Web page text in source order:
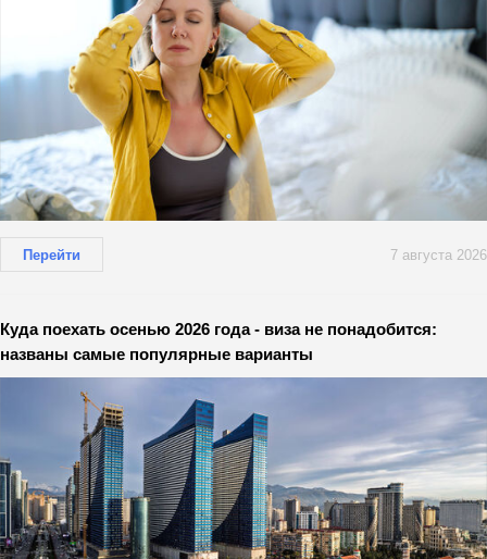
Перейти 7 августа 2026
Куда поехать осенью 2026 года - виза не понадобится:
названы самые популярные варианты